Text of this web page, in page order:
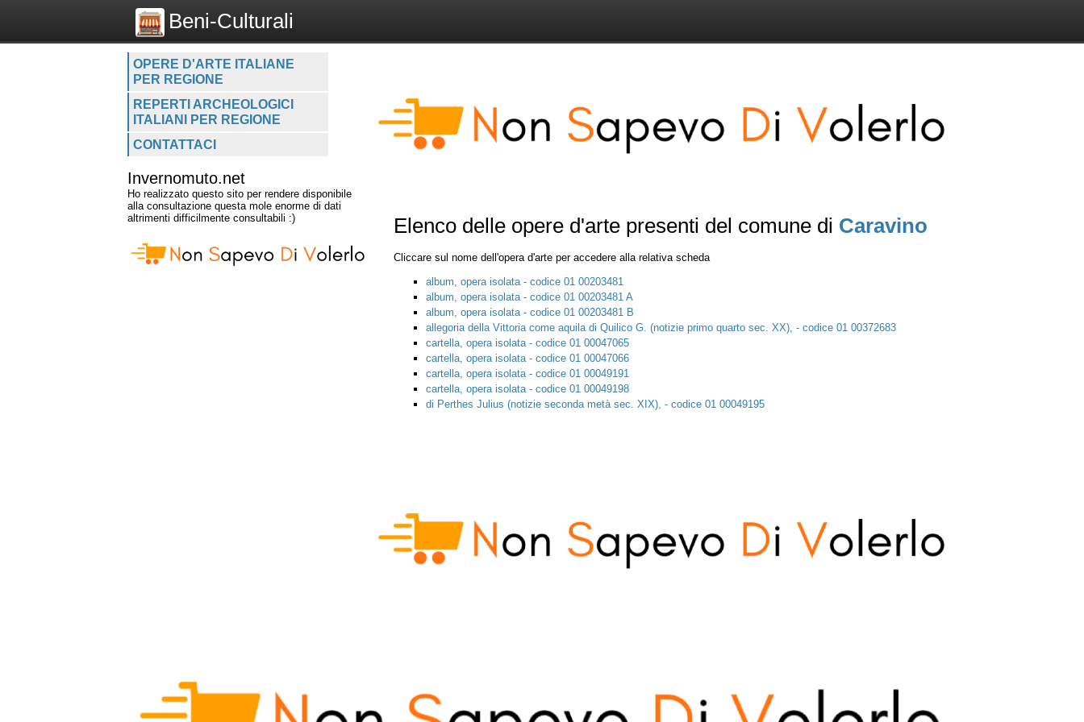
Beni-Culturali
OPERE D'ARTE ITALIANE
PER REGIONE
REPERTI ARCHEOLOGICI
ITALIANI PER REGIONE
CONTATTACI
Invernomuto.net
Ho realizzato questo sito per rendere disponibile
alla consultazione questa mole enorme di dati
altrimenti difficilmente consultabili :)
Elenco delle opere d'arte presenti del comune di Caravino
Cliccare sul nome dell'opera d'arte per accedere alla relativa scheda
album, opera isolata - codice 01 00203481
album, opera isolata - codice 01 00203481 A
album, opera isolata - codice 01 00203481 B
allegoria della Vittoria come aquila di Quilico G. (notizie primo quarto sec. XX), - codice 01 00372683
cartella, opera isolata - codice 01 00047065
cartella, opera isolata - codice 01 00047066
cartella, opera isolata - codice 01 00049191
cartella, opera isolata - codice 01 00049198
di Perthes Julius (notizie seconda metà sec. XIX), - codice 01 00049195